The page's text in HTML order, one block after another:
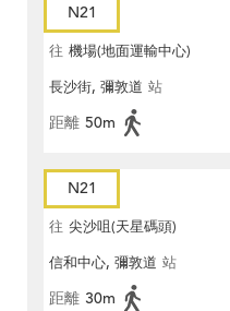
N21
往 機場(地面運輸中心)
長沙街, 彌敦道 站
距離 50m
N21
往 尖沙咀(天星碼頭)
信和中心, 彌敦道 站
距離 30m